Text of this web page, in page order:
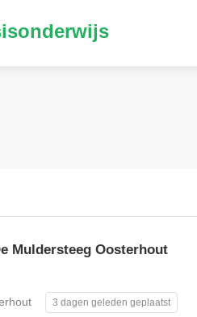
Muldersteeg Oosterhout
3 dagen geleden geplaatst